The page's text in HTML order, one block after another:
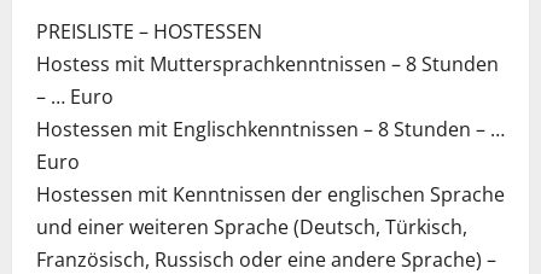
PREISLISTE – HOSTESSEN
Hostess mit Muttersprachkenntnissen – 8 Stunden
– … Euro
Hostessen mit Englischkenntnissen – 8 Stunden – …
Euro
Hostessen mit Kenntnissen der englischen Sprache
und einer weiteren Sprache (Deutsch, Türkisch,
Französisch, Russisch oder eine andere Sprache) –